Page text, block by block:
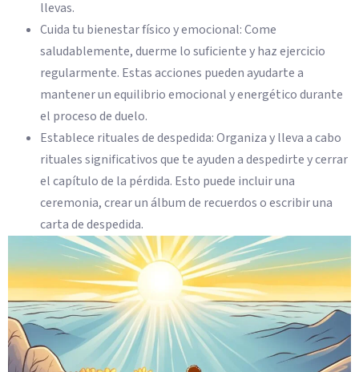
llevas.
Cuida tu bienestar físico y emocional: Come
saludablemente, duerme lo suficiente y haz ejercicio
regularmente. Estas acciones pueden ayudarte a
mantener un equilibrio emocional y energético durante
el proceso de duelo.
Establece rituales de despedida: Organiza y lleva a cabo
rituales significativos que te ayuden a despedirte y cerrar
el capítulo de la pérdida. Esto puede incluir una
ceremonia, crear un álbum de recuerdos o escribir una
carta de despedida.